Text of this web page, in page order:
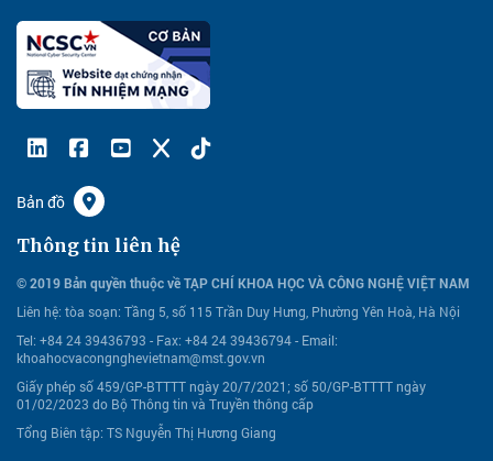
Bản đồ
Thông tin liên hệ
© 2019 Bản quyền thuộc về TẠP CHÍ KHOA HỌC VÀ CÔNG NGHỆ VIỆT NAM
Liên hệ: tòa soạn: Tầng 5, số 115 Trần Duy Hưng, Phường Yên Hoà, Hà Nội
Tel: +84 24 39436793 - Fax: +84 24 39436794 - Email:
khoahocvacongnghevietnam@mst.gov.vn
Giấy phép số 459/GP-BTTTT ngày 20/7/2021; số 50/GP-BTTTT ngày
01/02/2023 do Bộ Thông tin và Truyền thông cấp
Tổng Biên tập: TS Nguyễn Thị Hương Giang